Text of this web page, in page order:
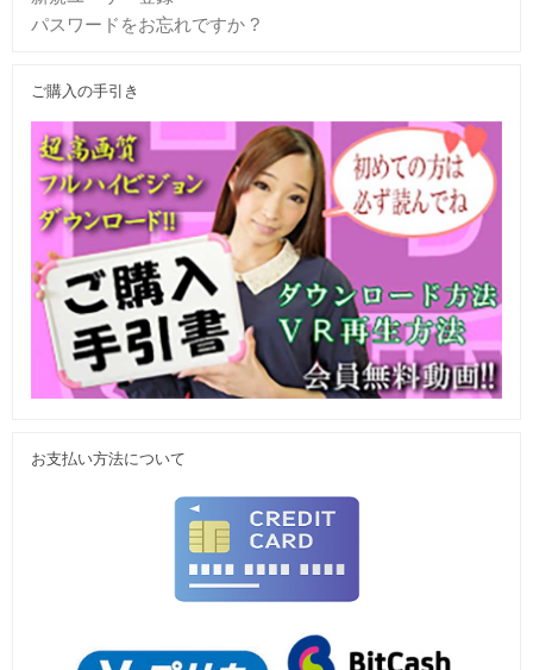
パスワードをお忘れですか ?
ご購入の手引き
お支払い方法について